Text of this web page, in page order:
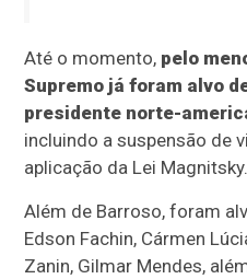
Até o momento, pelo
Supremo já foram alvo
presidente norte-
incluindo a suspensão de
aplicação da Lei Magnitsky.
Além de Barroso, foram
Edson Fachin, Cármen
Zanin, Gilmar Mendes,